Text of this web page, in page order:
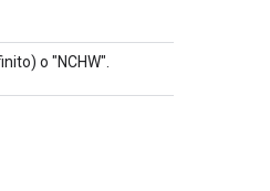
o "NCHW".